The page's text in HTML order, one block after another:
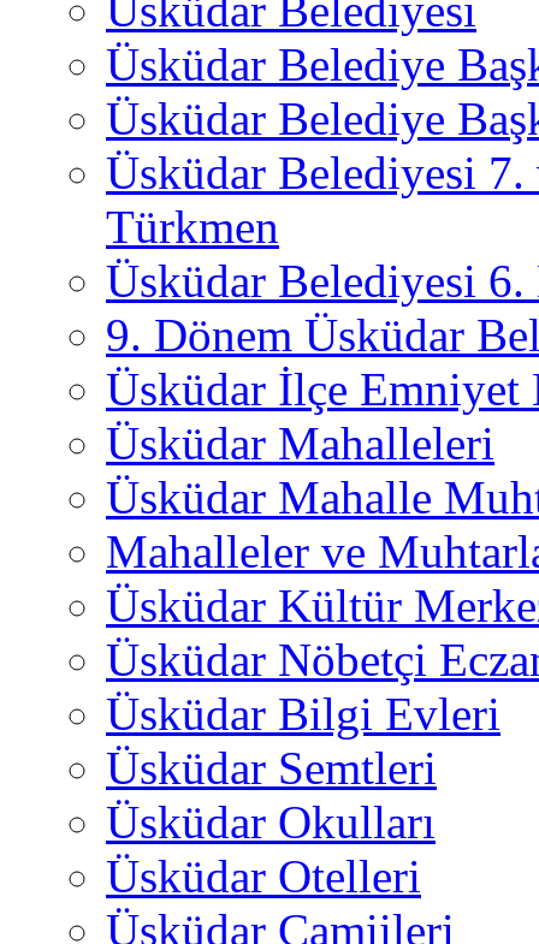
Üsküdar Belediyesi
Üsküdar Belediye
Üsküdar Belediye
Üsküdar Belediyesi
Türkmen
Üsküdar Belediyesi 6.
9. Dönem Üsküdar
Üsküdar İlçe
Üsküdar Mahalleleri
Üsküdar Mahalle
Mahalleler ve
Üsküdar Kültür
Üsküdar Nöbetçi
Üsküdar Bilgi Evleri
Üsküdar Semtleri
Üsküdar Okulları
Üsküdar Otelleri
Üsküdar Camiileri